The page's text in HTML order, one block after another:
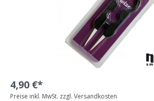
4,90 €*
Preise inkl. MwSt. zzgl. Versandkosten